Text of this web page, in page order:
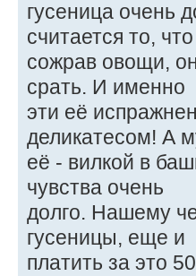
гусеница очень
считается то, что
сожрав овощи,
срать. И именно
эти её
деликатесом! А
её - вилкой в
чувства очень
долго. Нашему
гусеницы, еще и
платить за это